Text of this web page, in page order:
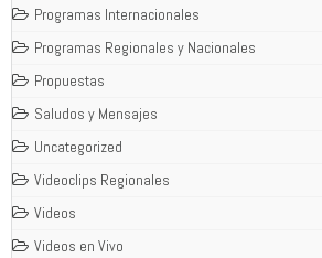
Programas Internacionales
Programas Regionales y Nacionales
Propuestas
Saludos y Mensajes
Uncategorized
Videoclips Regionales
Videos
Videos en Vivo